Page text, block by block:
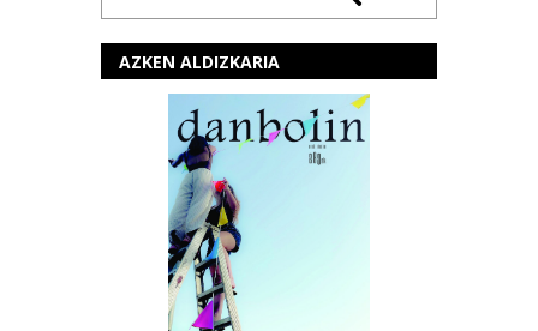
AZKEN ALDIZKARIA